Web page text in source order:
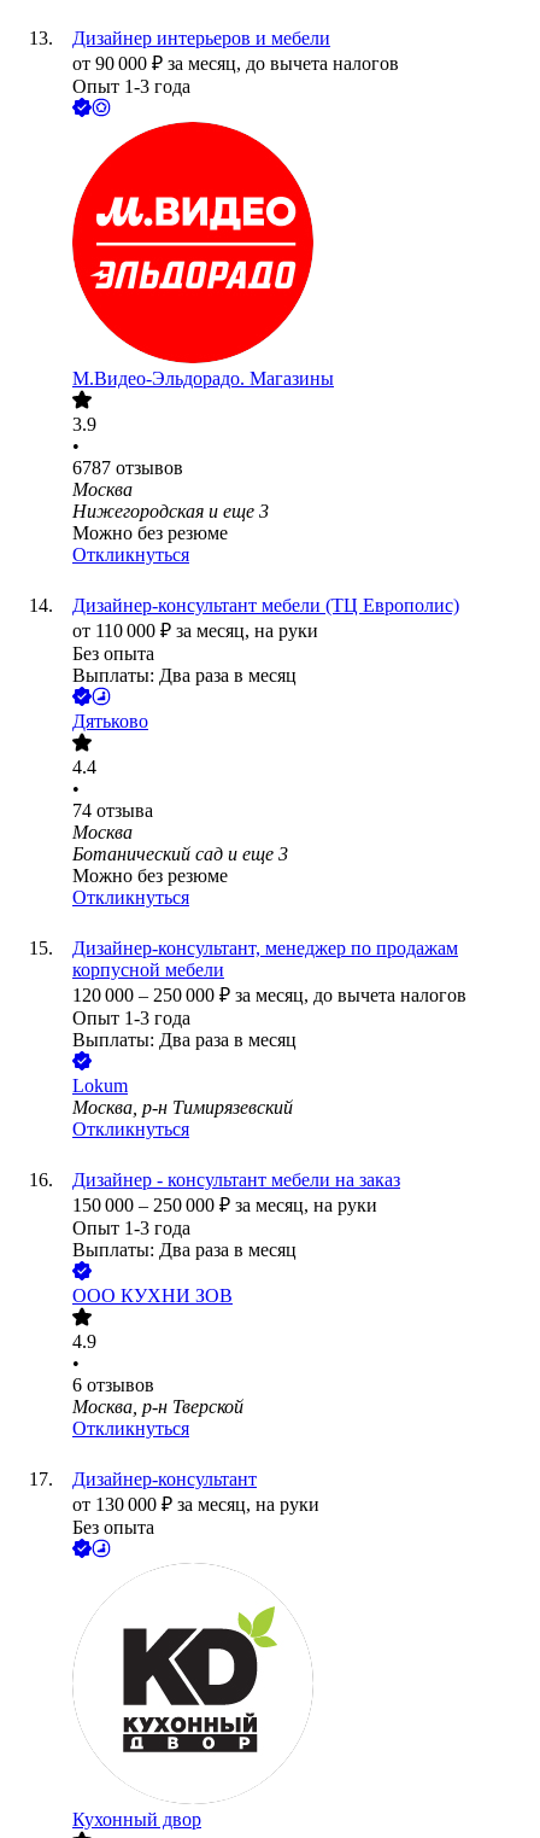
Дизайнер интерьеров и мебели
от 90 000 ₽ за месяц, до вычета налогов
Опыт 1-3 года
М.Видео-Эльдорадо. Магазины
3.9
•
6787 отзывов
Москва
Нижегородская и еще 3
Можно без резюме
Откликнуться
Дизайнер-консультант мебели (ТЦ Европолис)
от 110 000 ₽ за месяц, на руки
Без опыта
Выплаты: Два раза в месяц
Дятьково
4.4
•
74 отзыва
Москва
Ботанический сад и еще 3
Можно без резюме
Откликнуться
Дизайнер-консультант, менеджер по продажам
корпусной мебели
120 000 – 250 000 ₽ за месяц, до вычета налогов
Опыт 1-3 года
Выплаты: Два раза в месяц
Lokum
Москва, р-н Тимирязевский
Откликнуться
Дизайнер - консультант мебели на заказ
150 000 – 250 000 ₽ за месяц, на руки
Опыт 1-3 года
Выплаты: Два раза в месяц
ООО КУХНИ ЗОВ
4.9
•
6 отзывов
Москва, р-н Тверской
Откликнуться
Дизайнер-консультант
от 130 000 ₽ за месяц, на руки
Без опыта
Кухонный двор